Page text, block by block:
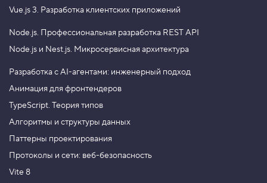
Vue.js 3. Разработка клиентских приложений
Node.js. Профессиональная разработка REST API
Node.js и Nest.js. Микросервисная архитектура
Разработка с AI-агентами: инженерный подход
Анимация для фронтендеров
TypeScript. Теория типов
Алгоритмы и структуры данных
Паттерны проектирования
Протоколы и сети: веб-безопасность
Vite 8